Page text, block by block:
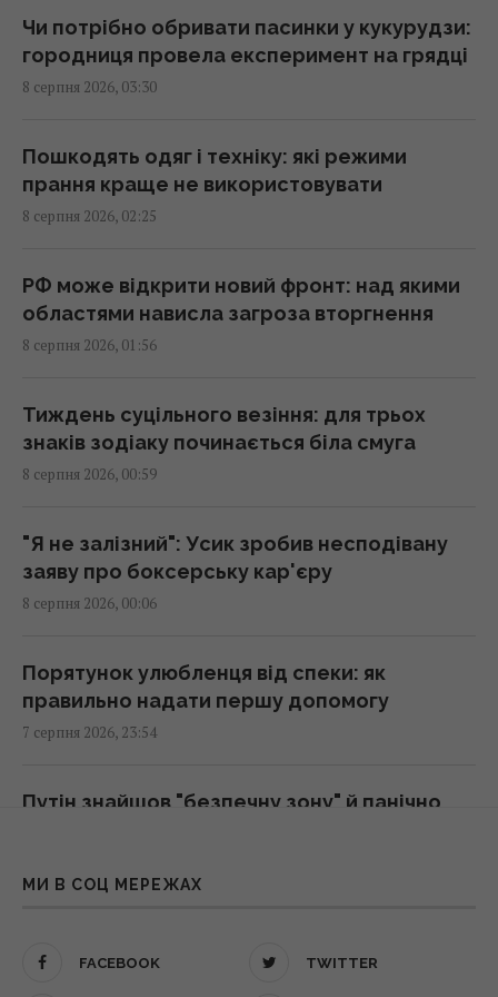
про Прагу перед поїздкою
01:15 субота, 08 серпня 2026
ракету для Су-57, - ЗМІ
00:32 субота, 08 серпня 2026
використати його повторно з користю
00:05 субота, 08 серпня 2026
віком 500 000 років: про що він свідчить
23:58 п'ятниця, 07 серпня 2026
Сенатом США законопроєкту щодо санкцій
проти РФ
23:53 п'ятниця, 07 серпня 2026
Є два варіанти: експерт назвав країни, які
можуть допомогти Україні з ракетами до
Patriot
ЗМІ
Чи потрібно обривати пасинки у кукурудзи:
городниця провела експеримент на грядці
8 серпня 2026, 03:30
Пошкодять одяг і техніку: які режими
прання краще не використовувати
8 серпня 2026, 02:25
РФ може відкрити новий фронт: над якими
областями нависла загроза вторгнення
8 серпня 2026, 01:56
Тиждень суцільного везіння: для трьох
знаків зодіаку починається біла смуга
8 серпня 2026, 00:59
"Я не залізний": Усик зробив несподівану
заяву про боксерську кар'єру
8 серпня 2026, 00:06
Порятунок улюбленця від спеки: як
правильно надати першу допомогу
7 серпня 2026, 23:54
Путін знайшов "безпечну зону" й панічно
області можуть стати ціллю атаки
МИ В СОЦ МЕРЕЖАХ
FACEBOOK TWITTER